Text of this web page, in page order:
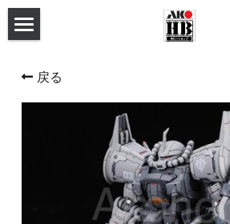
改造キット (MG と 1/100)
改造キット (PG/RG/HG/SD)
戻る
ストアカテゴリー
すべてのカテゴリー
メタルパーツ
MG と 1/100 改造キット
PG RG HG SD 改造キット